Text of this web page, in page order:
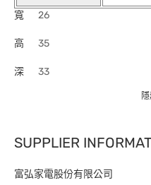
寬
26
高 35
深 33
SUPPLIER
富弘家電股份有限公司